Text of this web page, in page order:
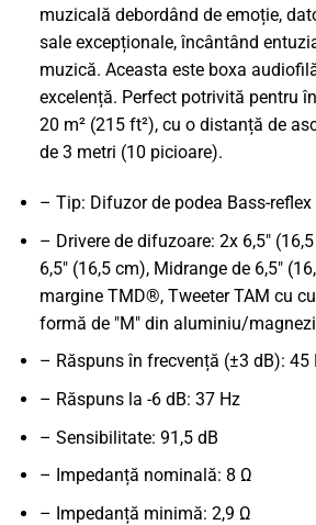
muzicală debordând de emoție,
sale excepționale, încântând
muzică. Aceasta este boxa
excelență. Perfect potrivită pentru
20 m² (215 ft²), cu o distanță de
de 3 metri (10 picioare).
– Tip: Difuzor de podea Bass-reflex
– Drivere de difuzoare: 2x 6,5"
6,5" (16,5 cm), Midrange de 6,5"
margine TMD®, Tweeter TAM cu
formă de "M" din aluminiu/
– Răspuns în frecvență (±3 dB): 45
– Răspuns la -6 dB: 37 Hz
– Sensibilitate: 91,5 dB
– Impedanță nominală: 8 Ω
– Impedanță minimă: 2,9 Ω